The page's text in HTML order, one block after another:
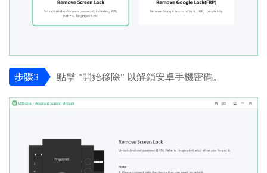
步骤3 點擊 "開始移除" 以解鎖安卓手機密碼。